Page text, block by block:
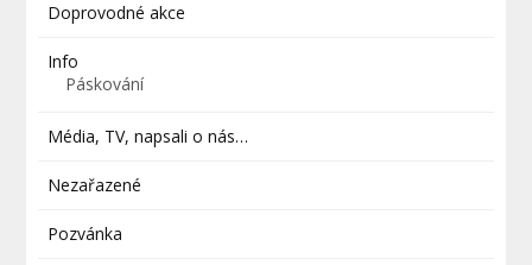
Doprovodné akce
Info
Páskování
Média, TV, napsali o nás…
Nezařazené
Pozvánka